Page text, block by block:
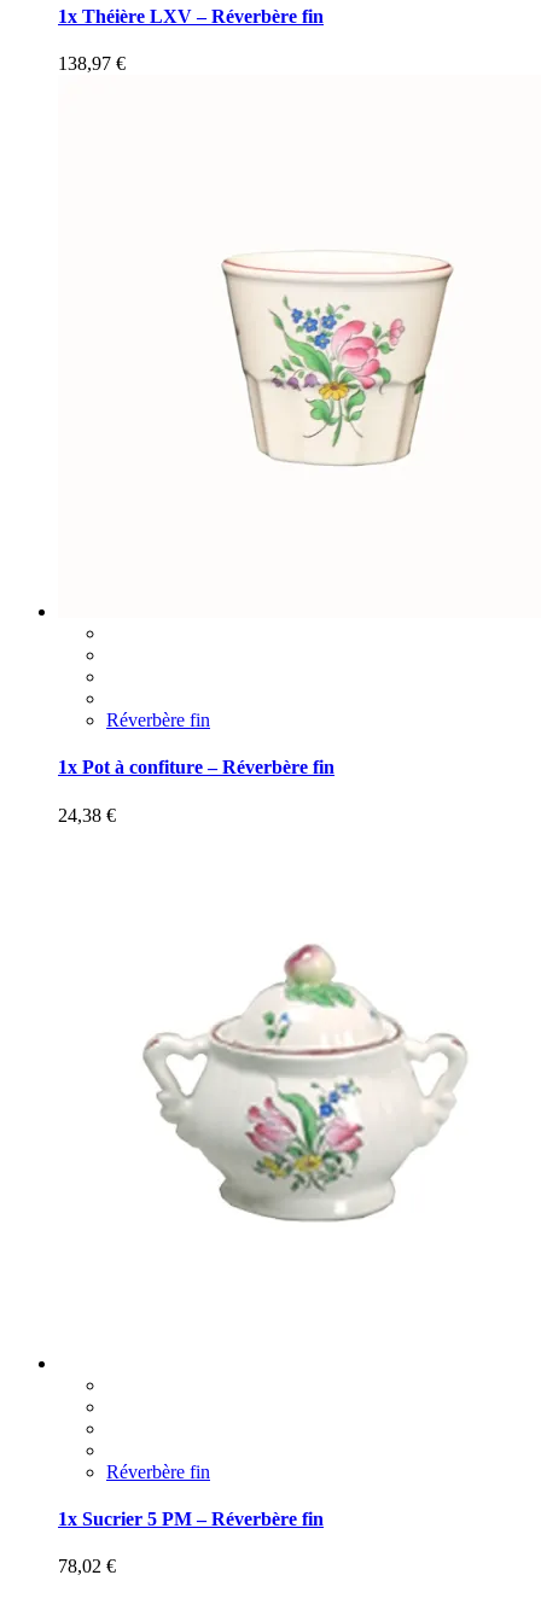
1x Théière LXV – Réverbère fin
138,97 €
Réverbère fin
1x Pot à confiture – Réverbère fin
24,38 €
Réverbère fin
1x Sucrier 5 PM – Réverbère fin
78,02 €